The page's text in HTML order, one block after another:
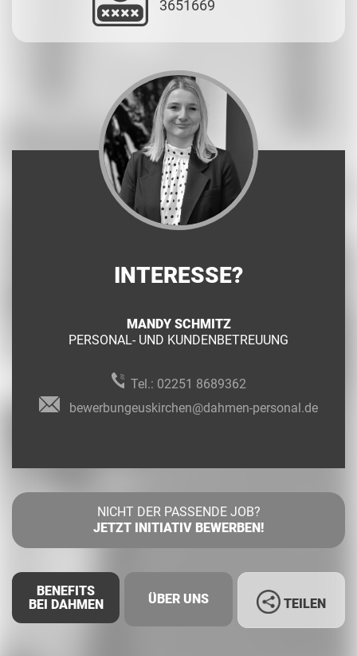
3651669
INTERESSE?
MANDY SCHMITZ
PERSONAL- UND KUNDENBETREUUNG
Tel.: 02251 8689362
bewerbungeuskirchen@dahmen-personal.de
NICHT DER PASSENDE JOB?
JETZT INITIATIV BEWERBEN!
BENEFITS
BEI DAHMEN
ÜBER UNS TEILEN